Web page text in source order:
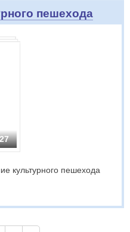
пешехода
культурного пешехода